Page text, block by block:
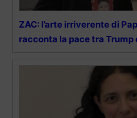
ZAC: l’arte irriverente di
racconta la pace tra Trump